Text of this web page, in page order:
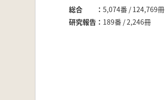
総合
5,074番 / 124,769冊
研究報告
189番 / 2,246冊